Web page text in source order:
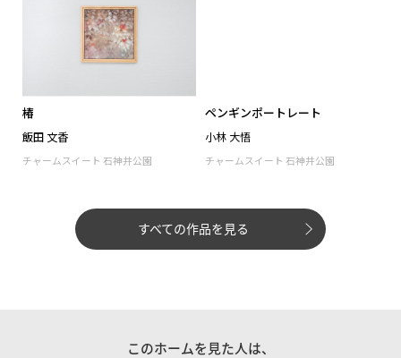
すべての作品を見る
このホームを見た人は、